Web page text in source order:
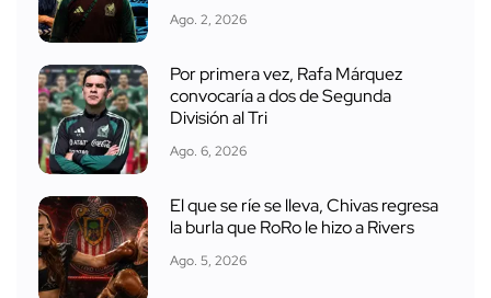
Ago. 2, 2026
Por primera vez, Rafa Márquez
convocaría a dos de Segunda
División al Tri
Ago. 6, 2026
El que se ríe se lleva, Chivas regresa
la burla que RoRo le hizo a Rivers
Ago. 5, 2026